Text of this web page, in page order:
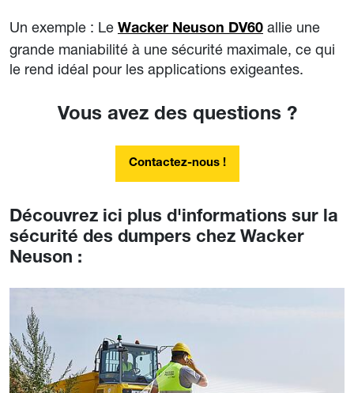
Un exemple : Le Wacker Neuson DV60 allie une
grande maniabilité à une sécurité maximale, ce qui
le rend idéal pour les applications exigeantes.
Vous avez des questions ?
Contactez-nous !
Découvrez ici plus d'informations sur la
sécurité des dumpers chez Wacker
Neuson :